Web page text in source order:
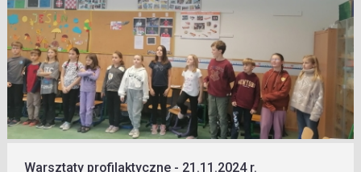
Warsztaty profilaktyczne - 21.11.2024 r.